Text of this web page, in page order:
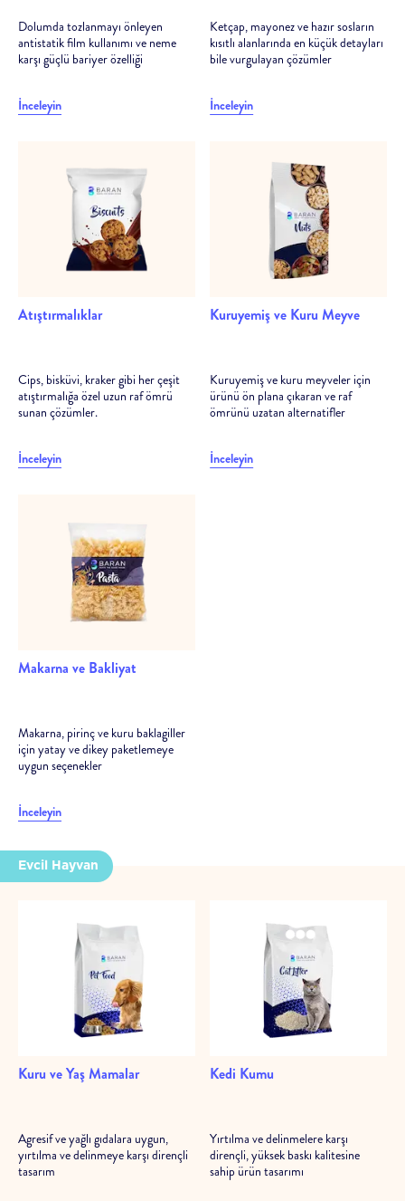
Dolumda tozlanmayı önleyen
antistatik film kullanımı ve neme
karşı güçlü bariyer özelliği
İnceleyin
Ketçap, mayonez ve hazır sosların
kısıtlı alanlarında en küçük detayları
bile vurgulayan çözümler
İnceleyin
Atıştırmalıklar
Cips, bisküvi, kraker gibi her çeşit
atıştırmalığa özel uzun raf ömrü
sunan çözümler.
İnceleyin
Kuruyemiş ve Kuru Meyve
Kuruyemiş ve kuru meyveler için
ürünü ön plana çıkaran ve raf
ömrünü uzatan alternatifler
İnceleyin
Makarna ve Bakliyat
Makarna, pirinç ve kuru baklagiller
için yatay ve dikey paketlemeye
uygun seçenekler
İnceleyin
Evcil Hayvan
Kuru ve Yaş Mamalar
Agresif ve yağlı gıdalara uygun,
yırtılma ve delinmeye karşı dirençli
tasarım
Kedi Kumu
Yırtılma ve delinmelere karşı
dirençli, yüksek baskı kalitesine
sahip ürün tasarımı